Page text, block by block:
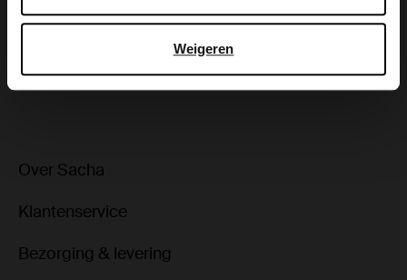
Weigeren
Bezorgen & retour
ga terug
Over Sacha
Klantenservice
Bezorging & levering